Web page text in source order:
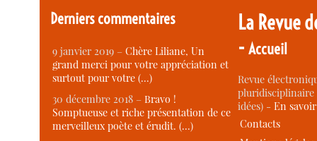
Derniers commentaires
9 janvier 2019 –Chère Liliane, Un
grand merci pour votre appréciation et
surtout pour votre (…)
30 décembre 2018 –Bravo !
Somptueuse et riche présentation de ce
merveilleux poète et érudit. (…)
La Revue
-Accueil
Revue
idées) -En
Contacts